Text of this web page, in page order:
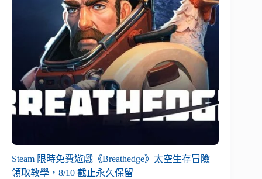
Steam 限時免費遊戲《Breathedge》太空生存冒險
領取教學，8/10 截止永久保留